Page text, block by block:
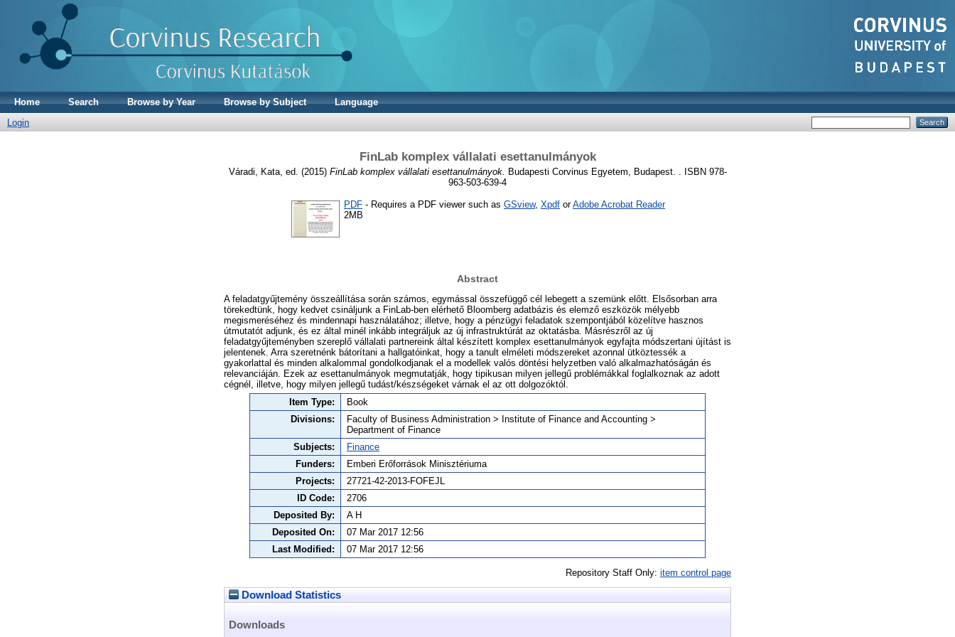
Home Search Browse by Year Browse by Subject
Language
Login
FinLab komplex vállalati esettanulmányok
Váradi, Kata, ed. (2015) FinLab komplex vállalati esettanulmányok.
Budapesti Corvinus Egyetem, Budapest. . ISBN 978-
963-503-639-4
PDF - Requires a PDF viewer such as GSview, Xpdf orAdobe Acrobat Reader
2MB
Abstract
A feladatgyűjtemény összeállítása során számos, egymással összefüggő cél lebegett a szemünk előtt. Elsősorban arra
törekedtünk, hogy kedvet csináljunk a FinLab-ben elérhető Bloomberg adatbázis és elemző eszközök mélyebb
megismeréséhez és mindennapi használatához; illetve, hogy a pénzügyi feladatok szempontjából közelítve hasznos
útmutatót adjunk, és ez által minél inkább integráljuk az új infrastruktúrát az oktatásba. Másrészről az új
feladatgyűjteményben szereplő vállalati partnereink által készített komplex esettanulmányok egyfajta módszertani újítást is
jelentenek. Arra szeretnénk bátorítani a hallgatóinkat, hogy a tanult elméleti módszereket azonnal ütköztessék a
gyakorlattal és minden alkalommal gondolkodjanak el a modellek valós döntési helyzetben való alkalmazhatóságán és
relevanciáján. Ezek az esettanulmányok megmutatják, hogy tipikusan milyen jellegű problémákkal foglalkoznak az adott
cégnél, illetve, hogy milyen jellegű tudást/készségeket várnak el az ott dolgozóktól.
Item Type:
Book
Divisions:
Faculty of Business Administration > Institute of Finance and Accounting >
Department of Finance
Subjects:
Finance
Funders:
Emberi Erőforrások Minisztériuma
Projects:
27721-42-2013-FOFEJL
ID Code:
2706
Deposited By:
A H
Deposited On:
07 Mar 2017 12:56
Last Modified:
07 Mar 2017 12:56
Repository Staff Only: item control page
Download Statistics
Downloads